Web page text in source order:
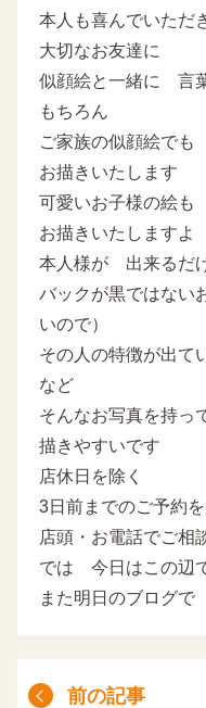
本人も喜んでいただ
大切なお友達に
似顔絵と一緒に 言
もちろん
ご家族の似顔絵でも
お描きいたします
可愛いお子様の絵も
お描きいたしますよ
本人様が 出来るだ
バックが黒ではない
いので）
その人の特徴が出て
など
そんなお写真を持っ
描きやすいです
店休日を除く
3日前までのご予約
店頭・お電話でご相
では 今日はこの辺
また明日のブログで
前の記事